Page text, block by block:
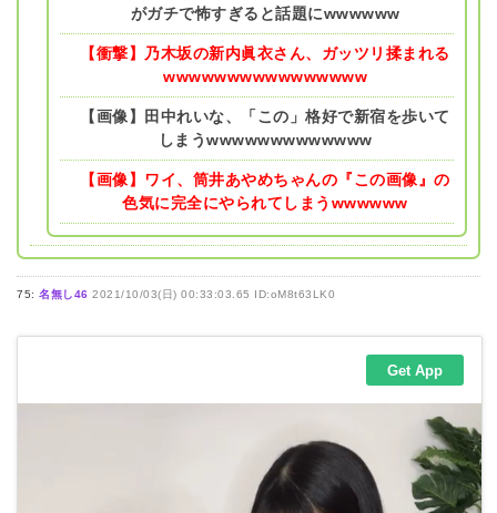
がガチで怖すぎると話題にwwwwww
【衝撃】乃木坂の新内眞衣さん、ガッツリ揉まれる
wwwwwwwwwwwwwwww
【画像】田中れいな、「この」格好で新宿を歩いて
しまうwwwwwwwwwwwww
【画像】ワイ、筒井あやめちゃんの『この画像』の
色気に完全にやられてしまうwwwwww
75: 名無し46 2021/10/03(日) 00:33:03.65 ID:oM8t63LK0